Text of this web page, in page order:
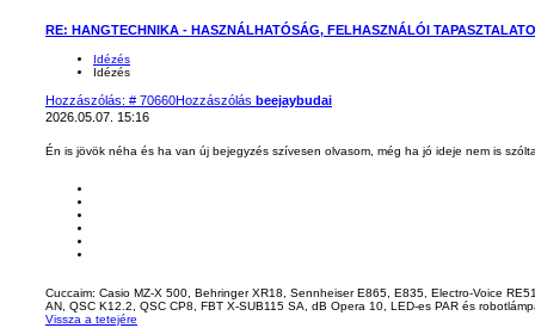
RE: HANGTECHNIKA - HASZNÁLHATÓSÁG, FELHASZNÁLÓI
Idézés
Idézés
Hozzászólás: # 70660Hozzászólás beejaybudai
2026.05.07. 15:16
Én is jövök néha és ha van új bejegyzés szívesen olvasom, még ha jó ideje nem is
Cuccaim: Casio MZ-X 500, Behringer XR18, Sennheiser E865, E835, Electro-Voice
AN, QSC K12.2, QSC CP8, FBT X-SUB115 SA, dB Opera 10, LED-es PAR és
Vissza a tetejére